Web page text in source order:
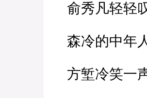
俞秀凡轻轻
森冷的中年
方堑冷笑一